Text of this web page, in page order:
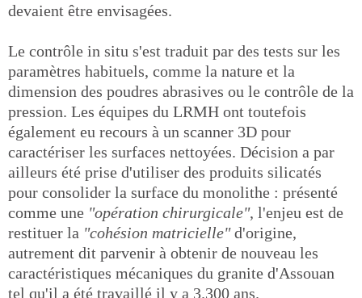
devaient être envisagées.
Le contrôle in situ s'est traduit par des tests sur les
paramètres habituels, comme la nature et la
dimension des poudres abrasives ou le contrôle de la
pression. Les équipes du LRMH ont toutefois
également eu recours à un scanner 3D pour
caractériser les surfaces nettoyées. Décision a par
ailleurs été prise d'utiliser des produits silicatés
pour consolider la surface du monolithe : présenté
comme une "opération chirurgicale", l'enjeu est de
restituer la "cohésion matricielle"d'origine,
autrement dit parvenir à obtenir de nouveau les
caractéristiques mécaniques du granite d'Assouan
tel qu'il a été travaillé il y a 3.300 ans.